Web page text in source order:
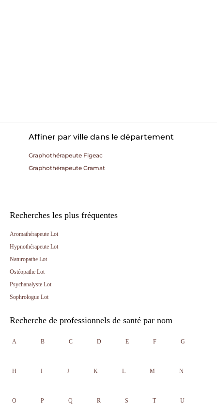
Affiner par ville dans le département
Graphothérapeute Figeac
Graphothérapeute Gramat
Recherches les plus fréquentes
Aromathérapeute Lot
Hypnothérapeute Lot
Naturopathe Lot
Ostéopathe Lot
Psychanalyste Lot
Sophrologue Lot
Recherche de professionnels de santé par nom
A B C D E F G
H I J K L M N
O P Q R S T U